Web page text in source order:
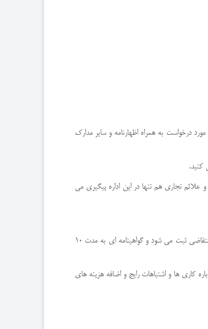
درخواست به همراه اظهارنامه و سایر مدارک
کنید.
علائم تجاری هم تنها در این اداره پیگیری می
سپس باید هزینه های ثبت علامت تجاری پرداخت و آگهی ثبت علامت تجاری در روزنامه رسمی چاپ شود و پس از یک مهلت سی روزه اگر اعتراضی به ثبت علامت تجاری نبود این برند به نام فرد متقاضی ثبت می شود و گواهینامه ای به مدت 10
کاری ها و اشتباهات رایج و اضافه هزینه های